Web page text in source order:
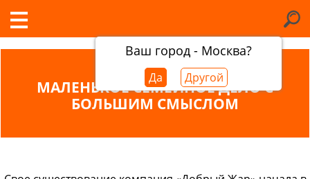
Ваш город - Москва?
Да Другой
МАЛЕНЬКОЕ СЕМЕЙНОЕ ДЕЛО С
БОЛЬШИМ СМЫСЛОМ